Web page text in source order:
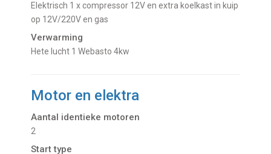
Elektrisch 1 x compressor 12V en extra koelkast in kuip
op 12V/220V en gas
Verwarming
Hete lucht 1 Webasto 4kw
Motor en elektra
Aantal identieke motoren
2
Start type